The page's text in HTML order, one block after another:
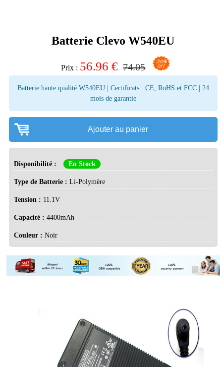
Batterie Clevo W540EU
Prix : 56.96€ 74.05
Batterie haute qualité W540EU | Certificats : CE, RoHS et FCC | 24
mois de garantie
Ajouter au panier
Disponibilité : En Stock
Type de Batterie :Li-Polymère
Tension : 11.1V
Capacité :4400mAh
Couleur :Noir